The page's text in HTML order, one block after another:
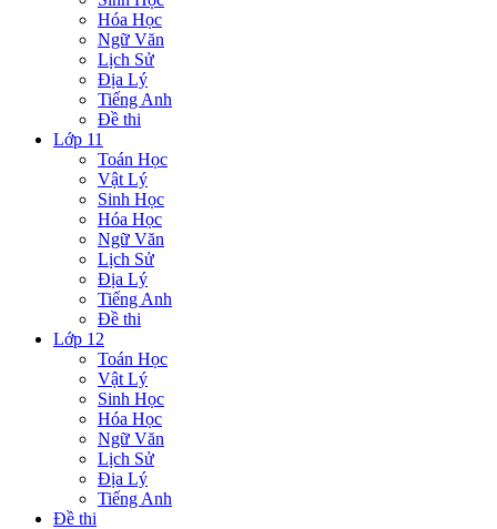
Hóa Học
Ngữ Văn
Lịch Sử
Địa Lý
Tiếng Anh
Đề thi
Lớp 11
Toán Học
Vật Lý
Sinh Học
Hóa Học
Ngữ Văn
Lịch Sử
Địa Lý
Tiếng Anh
Đề thi
Lớp 12
Toán Học
Vật Lý
Sinh Học
Hóa Học
Ngữ Văn
Lịch Sử
Địa Lý
Tiếng Anh
Đề thi